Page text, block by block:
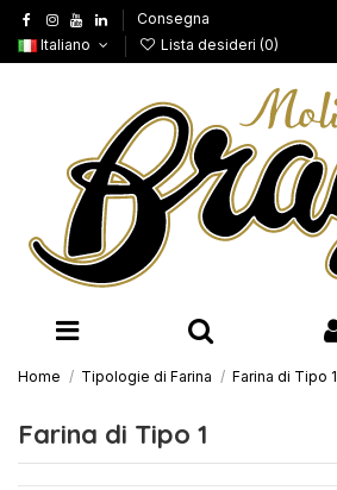
Consegna
Italiano
Lista desideri (0)
Home Tipologie di Farina Farina di Tipo 1
Farina di Tipo 1